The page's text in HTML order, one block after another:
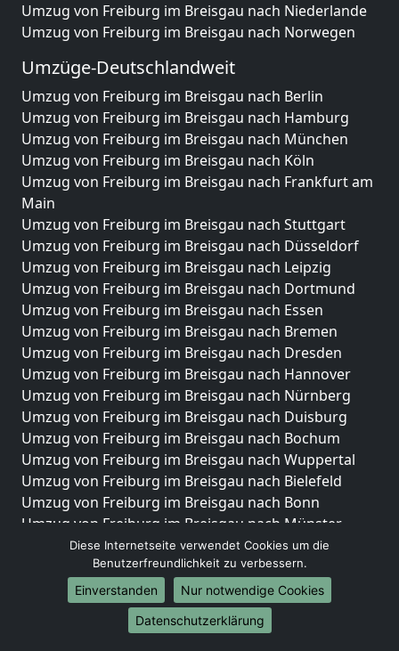
Umzug von Freiburg im Breisgau nach Niederlande
Umzug von Freiburg im Breisgau nach Norwegen
Umzüge-Deutschlandweit
Umzug von Freiburg im Breisgau nach Berlin
Umzug von Freiburg im Breisgau nach Hamburg
Umzug von Freiburg im Breisgau nach München
Umzug von Freiburg im Breisgau nach Köln
Umzug von Freiburg im Breisgau nach Frankfurt am
Main
Umzug von Freiburg im Breisgau nach Stuttgart
Umzug von Freiburg im Breisgau nach Düsseldorf
Umzug von Freiburg im Breisgau nach Leipzig
Umzug von Freiburg im Breisgau nach Dortmund
Umzug von Freiburg im Breisgau nach Essen
Umzug von Freiburg im Breisgau nach Bremen
Umzug von Freiburg im Breisgau nach Dresden
Umzug von Freiburg im Breisgau nach Hannover
Umzug von Freiburg im Breisgau nach Nürnberg
Umzug von Freiburg im Breisgau nach Duisburg
Umzug von Freiburg im Breisgau nach Bochum
Umzug von Freiburg im Breisgau nach Wuppertal
Umzug von Freiburg im Breisgau nach Bielefeld
Umzug von Freiburg im Breisgau nach Bonn
Umzug von Freiburg im Breisgau nach Münster
Internationale-Umzüge
Umzug von Freiburg im Breisgau nach Brasilien
Umzug von Freiburg im Breisgau nach Brunei
Diese Internetseite verwendet Cookies um die
Benutzerfreundlichkeit zu verbessern.
Einverstanden
Nur notwendige Cookies
Datenschutzerklärung